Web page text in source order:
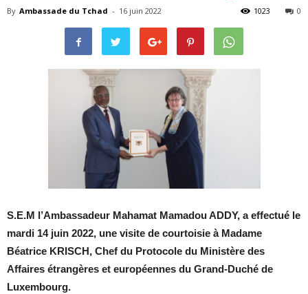
By Ambassade du Tchad - 16 juin 2022 0
1023
S.E.M l’Ambassadeur Mahamat Mamadou ADDY, a effectué le
mardi 14 juin 2022, une visite de courtoisie à Madame
Béatrice KRISCH, Chef du Protocole du Ministère des
Affaires étrangères et européennes du Grand-Duché de
Luxembourg.